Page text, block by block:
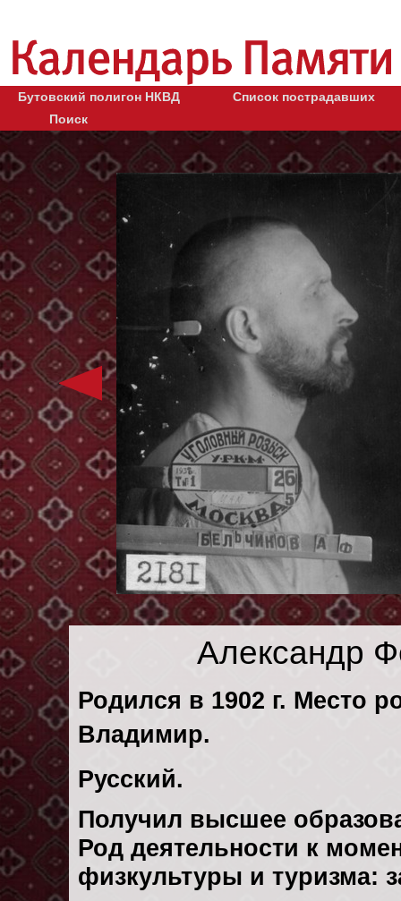
Бутовский полигон НКВД
Список пострадавших
Поиск
Александр
Родился в 1902 г. Место
Владимир.
Русский.
Получил высшее
Род деятельности к
физкультуры и туризма: